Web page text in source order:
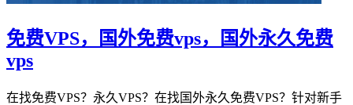
免费VPS，国外免费vps，国外永久免费
vps
在找免费VPS？永久VPS？在找国外永久免费VPS？针对新手